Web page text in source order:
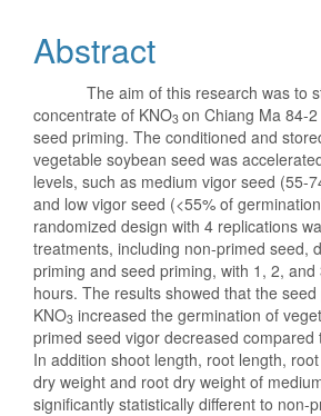
Abstract
The aim of this research was to
concentrate of KNO3 on Chiang Ma 84-
seed priming. The conditioned and
vegetable soybean seed was
levels, such as medium vigor seed (55-
and low vigor seed (<55% of
randomized design with 4 replications
treatments, including non-primed seed,
priming and seed priming, with 1, 2, and
hours. The results showed that the
KNO3 increased the germination of
primed seed vigor decreased compared
In addition shoot length, root length,
dry weight and root dry weight of
significantly statistically different to non-